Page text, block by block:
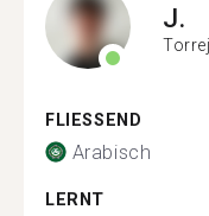
J.
FLIESSEND
Arabisch
LERNT